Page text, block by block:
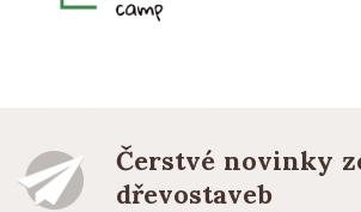
Čerstvé novinky
dřevostaveb